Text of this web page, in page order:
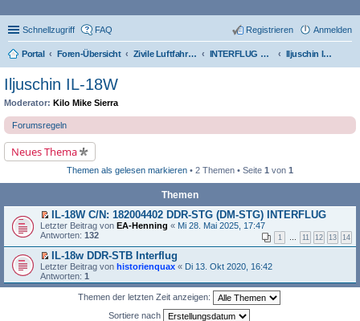
Schnellzugriff FAQ Anmelden
Registrieren
Portal Foren-Übersicht Zivile Luftfahrt der DDR INTERFLUG Flugzeugflotte (Verbleibliste) Iljuschin IL-18W
Iljuschin IL-18W
Moderator: Kilo Mike Sierra
Forumsregeln
Neues Thema
Themen als gelesen markieren • 2 Themen • Seite 1 von 1
Themen
E
r
e
r
u
n
IL-18W C/N: 182004402 DDR-STG (DM-STG) INTERFLUG
Letzter Beitrag von EA-Henning « Mi 28. Mai 2025, 17:47
Antworten: 132 1 … 11 12 13 14
E
r
s
IL-18w DDR-STB Interflug
Letzter Beitrag von historienquax « Di 13. Okt 2020, 16:42
Antworten: 1
Themen der letzten Zeit anzeigen:
Sortiere nach